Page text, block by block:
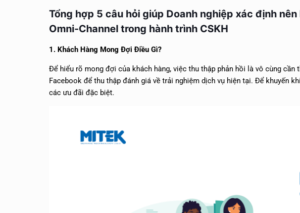
Tổng hợp 5 câu hỏi giúp Doanh nghiệp xác định
Omni-Channel trong hành trình CSKH
1. Khách Hàng Mong Đợi Điều Gì?
Để hiểu rõ mong đợi của khách hàng, việc thu thập phản hồi là vô cùng
Facebook để thu thập đánh giá về trải nghiệm dịch vụ hiện tại. Để khuyến
các ưu đãi đặc biệt.